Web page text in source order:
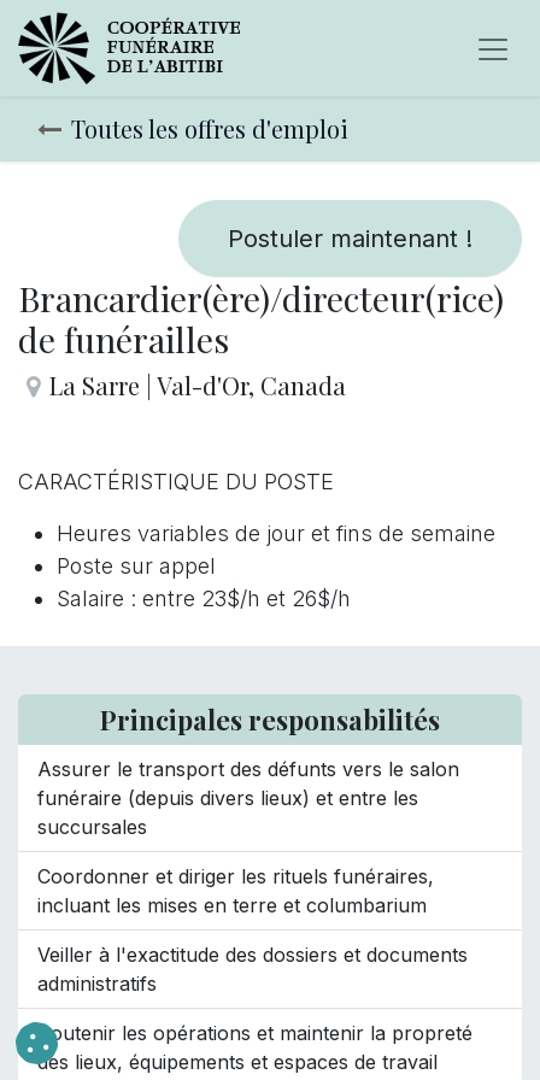
Toutes les offres d'emploi
Postuler maintenant !
Brancardier(ère)/directeur(rice)
de funérailles
La Sarre | Val-d'Or, Canada
CARACTÉRISTIQUE DU POSTE
Heures variables de jour et fins de semaine
Poste sur appel
Salaire : entre 23$/h et 26$/h
Principales responsabilités
Assurer le transport des défunts vers le salon
funéraire (depuis divers lieux) et entre les
succursales
Coordonner et diriger les rituels funéraires,
incluant les mises en terre et columbarium
Veiller à l'exactitude des dossiers et documents
administratifs
Soutenir les opérations et maintenir la propreté
des lieux, équipements et espaces de travail